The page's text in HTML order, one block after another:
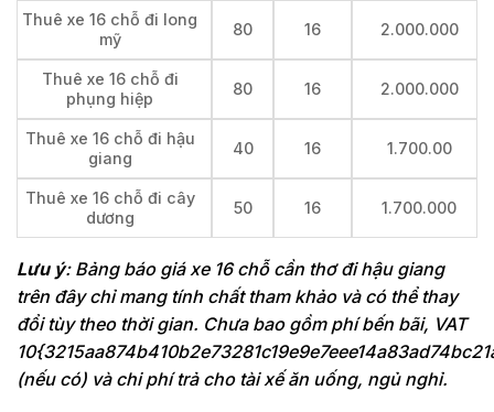
Thuê xe 16 chỗ đi long
mỹ
80 16 2.000.000
Thuê xe 16 chỗ đi
phụng hiệp
80 16 2.000.000
Thuê xe 16 chỗ đi hậu
giang
40 16 1.700.00
Thuê xe 16 chỗ đi cây
dương
50 16 1.700.000
Lưu ý: Bảng báo giá xe 16 chỗ cần thơ đi hậu giang
trên đây chỉ mang tính chất tham khảo và có thể thay
đổi tùy theo thời gian. Chưa bao gồm phí bến bãi, VAT
(nếu có) và chi phí trả cho tài xế ăn uống, ngủ nghỉ.